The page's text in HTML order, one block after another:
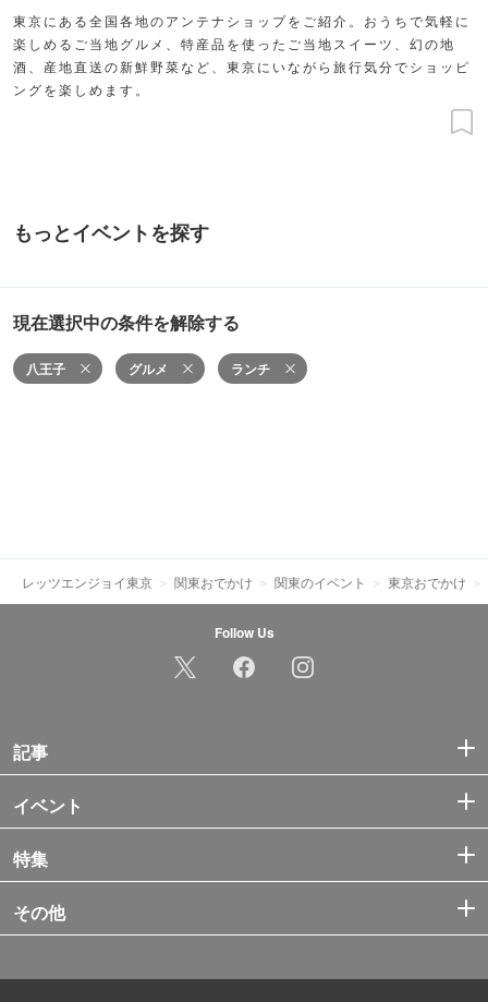
東京にある全国各地のアンテナショップをご紹介。おうちで気軽に
楽しめるご当地グルメ、特産品を使ったご当地スイーツ、幻の地
酒、産地直送の新鮮野菜など、東京にいながら旅行気分でショッピ
ングを楽しめます。
もっとイベントを探す
現在選択中の条件を解除する
八王子 グルメ ランチ
レッツエンジョイ東京 関東おでかけ 関東のイベント 東京おでかけ
Follow Us
記事
イベント
特集
その他